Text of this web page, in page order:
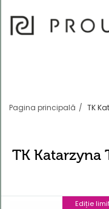
Pagina principală TK
TK Katarzyna
Ediție
Filtre